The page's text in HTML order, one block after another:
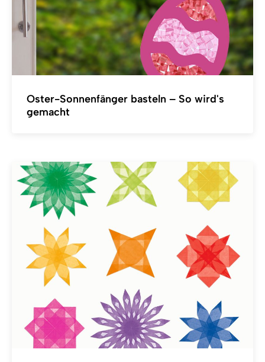
Oster-Sonnenfänger basteln – So wird's
gemacht